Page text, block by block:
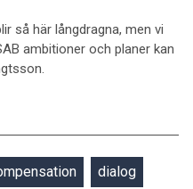
så här långdragna, men vi
ambitioner och planer kan
dialog